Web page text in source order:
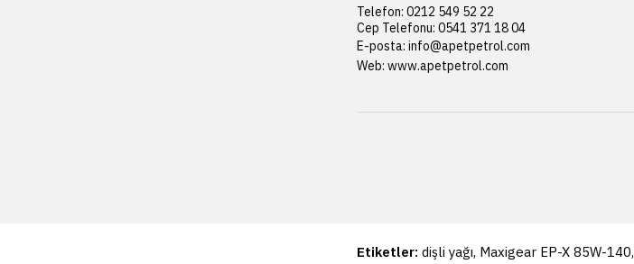
Telefon: 0212 549 52 22
Cep Telefonu: 0541 371 18 04
E-posta: info@apetpetrol.com
Web: www.apetpetrol.com
Etiketler: dişli yağı, Maxigear EP-X 85W-140,